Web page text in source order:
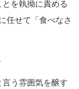
を執拗に責める
任せて「食べなさ
う雰囲気を醸す